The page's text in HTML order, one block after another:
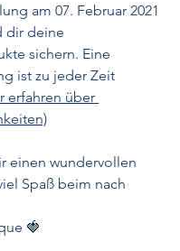
am 07. Februar 2021
dir deine
sichern. Eine
ist zu jeder Zeit
erfahren über
einen wundervollen
Spaß beim nach
🍓